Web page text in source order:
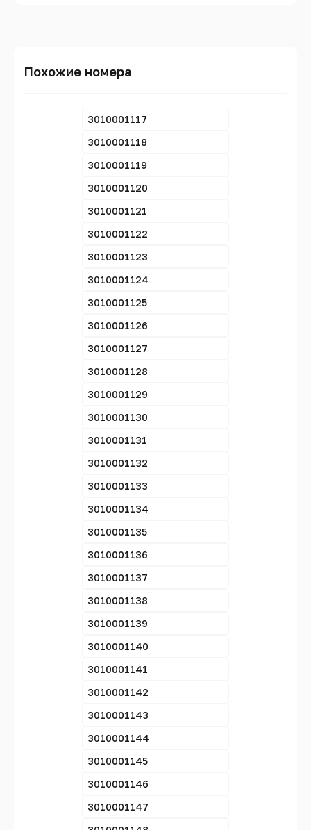
Похожие номера
3010001117
3010001118
3010001119
3010001120
3010001121
3010001122
3010001123
3010001124
3010001125
3010001126
3010001127
3010001128
3010001129
3010001130
3010001131
3010001132
3010001133
3010001134
3010001135
3010001136
3010001137
3010001138
3010001139
3010001140
3010001141
3010001142
3010001143
3010001144
3010001145
3010001146
3010001147